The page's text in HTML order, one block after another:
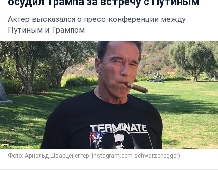
Актер высказался о пресс-конференции между
Путиным и Трампом
Фото: Арнольд Шварценеггер (instagram.com-schwarzenegger)